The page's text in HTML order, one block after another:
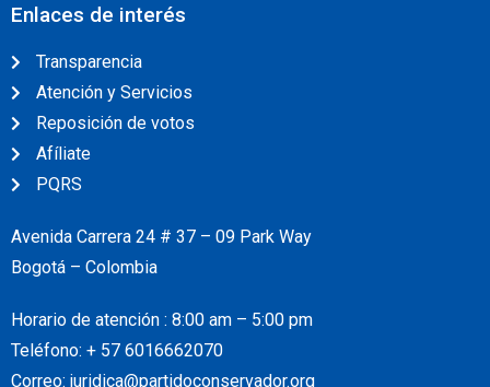
Enlaces de interés
Transparencia
Atención y Servicios
Reposición de votos
Afíliate
PQRS
Avenida Carrera 24 # 37 – 09 Park Way
Bogotá – Colombia
Horario de atención : 8:00 am – 5:00 pm
Teléfono: + 57 6016662070
Correo: juridica@partidoconservador.org